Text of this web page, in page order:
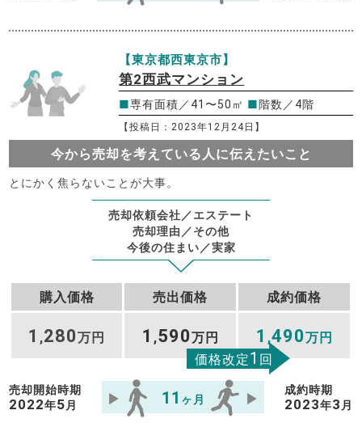
【東京都西東京市】
第2西武マンション
■専有面積／41〜50㎡ ■階数／4階
【投稿日：2023年12月24日】
今から売却を考えている人に伝えたいこと
とにかく焦らないことが大事。
売却依頼会社／エステート
売却理由／その他
今後の住まい／実家
購入価格 売出価格 成約価格
1 ,280万円 1 ,590万円 1 ,490万円
価格改定1 回
売却開始時期
2022年5 月 11 ヶ月
成約時期
2023年3 月